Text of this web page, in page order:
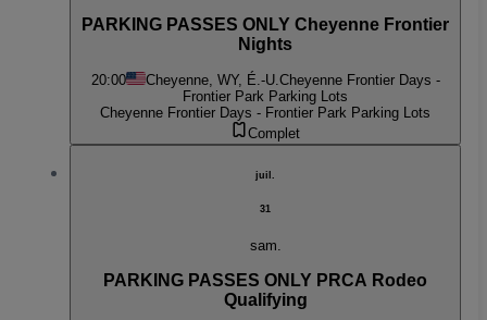
PARKING PASSES ONLY Cheyenne Frontier
Nights
20:00 Cheyenne, WY, É.-U. Cheyenne Frontier Days -
Frontier Park Parking Lots
Cheyenne Frontier Days - Frontier Park Parking Lots
Complet
juil.
31
sam.
PARKING PASSES ONLY PRCA Rodeo
Qualifying